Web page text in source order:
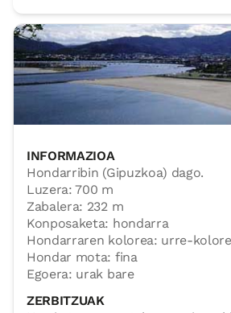
INFORMAZIOA
Hondarribin (Gipuzkoa) dago.
Luzera: 700 m
Zabalera: 232 m
Konposaketa: hondarra
Hondarraren kolorea: urre-
Hondar mota: fina
Egoera: urak bare
ZERBITZUAK